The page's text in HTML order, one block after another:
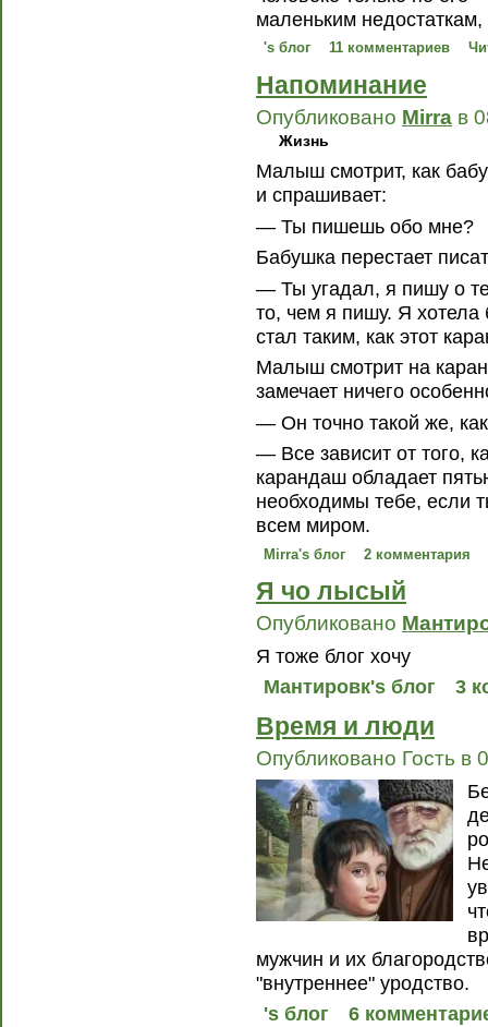
маленьким недостаткам,
's блог 11 комментариев
Напоминание
Опубликовано Mirra в
Жизнь
Малыш смотрит, как
и спрашивает:
— Ты пишешь обо мне?
Бабушка перестает
— Ты угадал, я пишу о
то, чем я пишу. Я
стал таким, как этот
Малыш смотрит на
замечает ничего
— Он точно такой же,
— Все зависит от того,
карандаш обладает
необходимы тебе, если
всем миром.
Mirra's блог 2 комментария
Я чо лысый
Опубликовано
Я тоже блог хочу
Мантировк's блог
3
Время и люди
Опубликовано Гость в
мужчин и их
"внутреннее" уродство.
's блог
6